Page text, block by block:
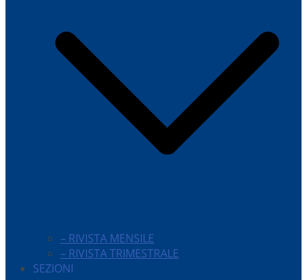
– RIVISTA MENSILE
– RIVISTA TRIMESTRALE
SEZIONI